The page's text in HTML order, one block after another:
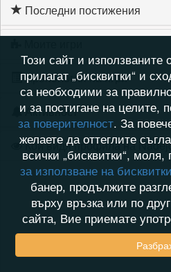
Последни постижения
Хронология на игри
Активност
Кой видя профила на
Този сайт и използваните
прилагат „бисквитки“ и
са необходими за
и за постигане на целите,
за поверителност. За
желаете да оттеглите
всички „бисквитки“, моля,
за използване на бисквитки
банер, продължите
върху връзка или по
сайта, Вие приемате